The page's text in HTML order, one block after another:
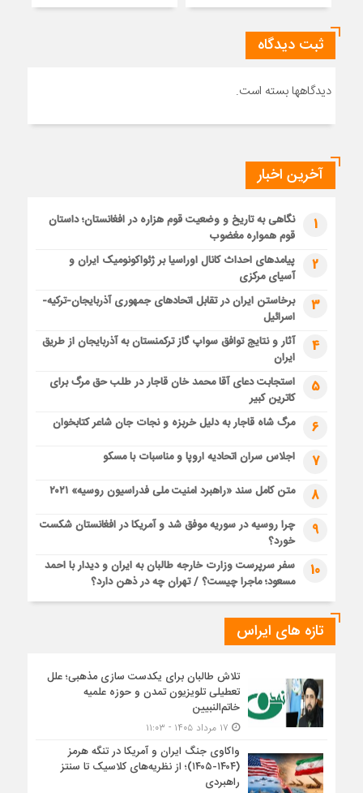
ثبت دیدگاه
دیدگاهها بسته است.
آخرین اخبار
1
نگاهی به تاریخ و وضعیت قوم هزاره در افغانستان؛ داستان
قوم همواره مغضوب
2
پیامدهای احداث کانال اوراسیا بر ژئواکونومیک ایران و
آسیای مرکزی
3
برخاستن ایران در تقابل اتحادهای جمهوری آذربایجان-ترکیه-
اسرائیل
4
آثار و نتایج توافق سواپ گاز ترکمنستان به آذربایجان از طریق
ایران
5
استجابت دعای آقا محمد خان قاجار در طلب حق مرگ برای
کاترین کبیر
6 مرگ شاه قاجار به دلیل خربزه و نجات جان شاعر کتابخوان
7 اجلاس سران اتحادیه اروپا و مناسبات با مسکو
8 متن کامل سند «راهبرد امنیت ملی فدراسیون روسیه» ۲۰۲۱
9
چرا روسیه در سوریه موفق شد و آمریکا در افغانستان شکست
خورد؟
10
سفر سرپرست وزارت خارجه طالبان به ایران و دیدار با احمد
مسعود؛ ماجرا چیست؟ / تهران چه در ذهن دارد؟
تازه های ایراس
تلاش طالبان برای یکدست سازی مذهبی؛ علل
تعطیلی تلویزیون تمدن و حوزه علمیه
خاتم‌النبیین
واکاوی جنگ ایران و آمریکا در تنگه هرمز
(۱۴۰۴-۱۴۰۵)؛ از نظریه‌های کلاسیک تا سنتز
راهبردی